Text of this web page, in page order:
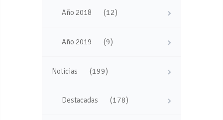
Año 2018 (12)
Año 2019 (9)
Noticias (199)
Destacadas (178)